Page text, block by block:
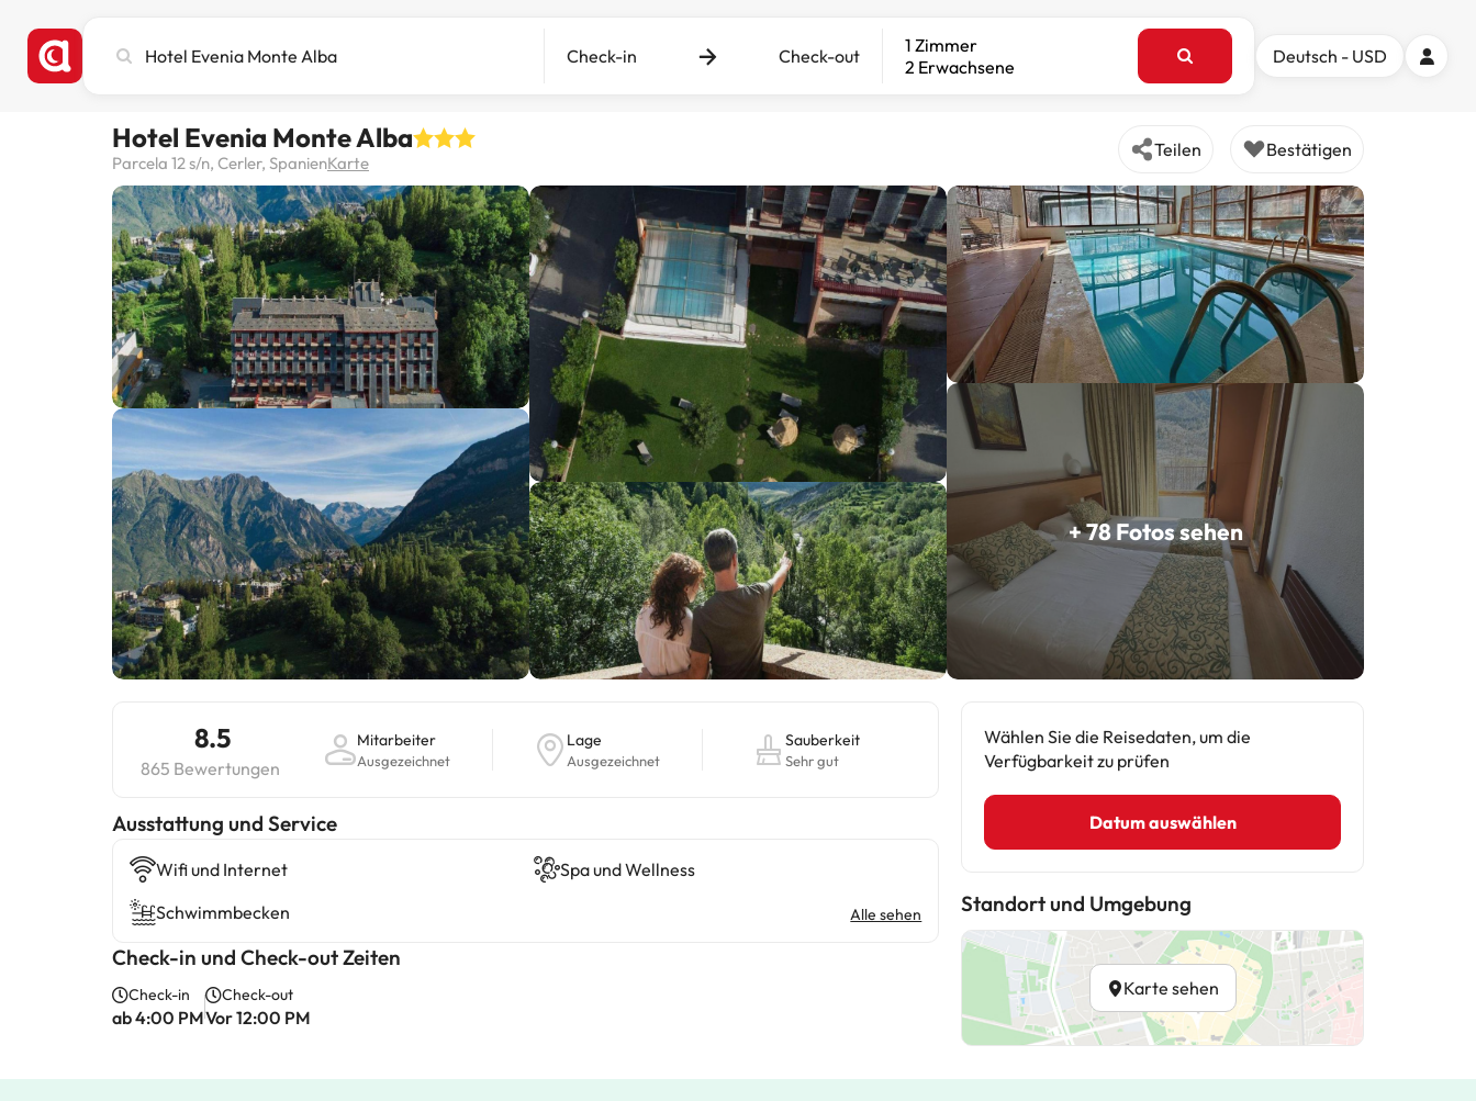
Hotel
eingeben
Check-in Check-out
1 Zimmer
2 Erwachsene
Deutsch - USD
Hotel Evenia Monte Alba
Parcela 12 s/n, Cerler, SpanienKarte
Teilen Bestätigen
+ 78 Fotos sehen
8.5
865 Bewertungen
Mitarbeiter
Ausgezeichnet
Lage
Ausgezeichnet
Sauberkeit
Sehr gut
​Ausstattung und Service
Wifi und Internet
Spa und Wellness
Schwimmbecken
Alle sehen
Check-in und Check-out Zeiten
Check-in
ab 4:00 PM
Check-out
Vor 12:00 PM
Wählen Sie die Reisedaten, um die
Verfügbarkeit zu prüfen
Datum auswählen
Standort und Umgebung
Karte sehen